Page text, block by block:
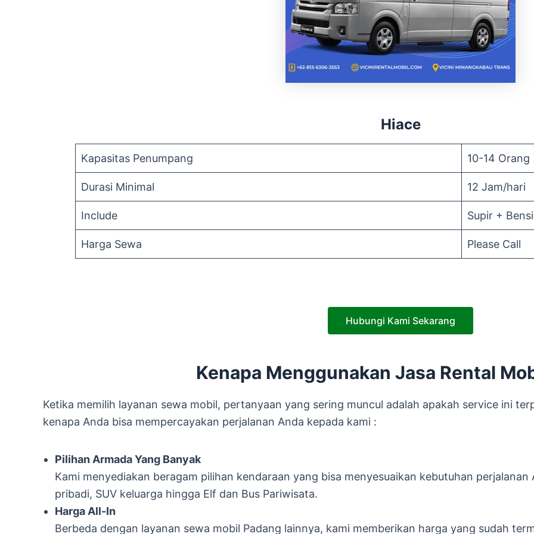
Hiace
Kapasitas Penumpang 10-14 Orang
Durasi Minimal 12 Jam/hari
Include Supir +
Harga Sewa Please Call
Hubungi Kami Sekarang
Kenapa Menggunakan Jasa Rental
Ketika memilih layanan sewa mobil, pertanyaan yang sering muncul adalah apakah service ini
kenapa Anda bisa mempercayakan perjalanan Anda kepada kami :
Pilihan Armada Yang Banyak
Kami menyediakan beragam pilihan kendaraan yang bisa menyesuaikan kebutuhan
pribadi, SUV keluarga hingga Elf dan Bus Pariwisata.
Harga All-In
Berbeda dengan layanan sewa mobil Padang lainnya, kami memberikan harga yang sudah